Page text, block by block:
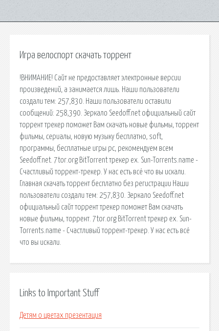
Игра велоспорт скачать торрент
!ВНИМАНИЕ! Сайт не предоставляет электронные версии
произведений, а занимается лишь. Наши пользователи
создали тем: 257,830. Наши пользователи оставили
сообщений: 258,390. Зеркало Seedoff.net официальный сайт
торрент трекер поможет Вам скачать новые фильмы, торрент
фильмы, сериалы, новую музыку бесплатно, soft,
программы, бесплатные игры pc, рекомендуем всем
Seedoff.net. 7tor.org BitTorrent трекер ex. Sun-Torrents.name -
Счастливый торрент-трекер. У нас есть всё что вы искали.
Главная скачать торрент бесплатно без регистрации Наши
пользователи создали тем: 257,830. Зеркало Seedoff.net
официальный сайт торрент трекер поможет Вам скачать
новые фильмы, торрент. 7tor.org BitTorrent трекер ex. Sun-
Torrents.name - Счастливый торрент-трекер. У нас есть всё
что вы искали.
Links to Important Stuff
Детям о цветах презентация